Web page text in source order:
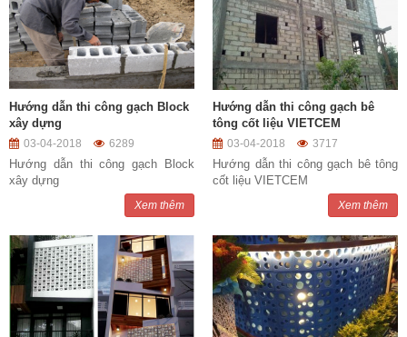
Hướng dẫn thi công gạch Block
xây dựng
03-04-2018 6289
Hướng dẫn thi công gạch Block
xây dựng
Xem thêm
Hướng dẫn thi công gạch bê
tông cốt liệu VIETCEM
03-04-2018 3717
Hướng dẫn thi công gạch bê tông
cốt liệu VIETCEM
Xem thêm